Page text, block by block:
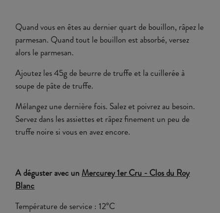
Quand vous en êtes au dernier quart de bouillon, râpez le
parmesan. Quand tout le bouillon est absorbé, versez
alors le parmesan.
Ajoutez les 45g de beurre de truffe et la cuillerée à
soupe de pâte de truffe.
Mélangez une dernière fois. Salez et poivrez au besoin.
Servez dans les assiettes et râpez finement un peu de
truffe noire si vous en avez encore.
A déguster avec un Mercurey 1er Cru - Clos du Roy
Blanc
Température de service : 12°C